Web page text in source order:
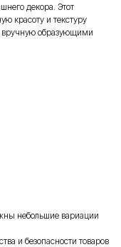
декора. Этот
красоту и текстуру
вручную образующими
небольшие вариации
и безопасности товаров